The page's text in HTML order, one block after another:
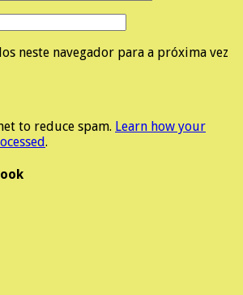
neste navegador para a próxima vez
to reduce spam. Learn how your
.